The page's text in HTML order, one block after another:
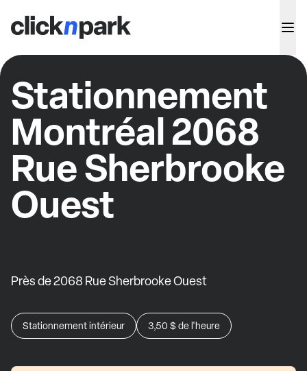
Stationnement
Montréal 2068
Rue Sherbrooke
Ouest
Près de 2068 Rue Sherbrooke Ouest
Stationnement intérieur 3,50 $ de l'heure